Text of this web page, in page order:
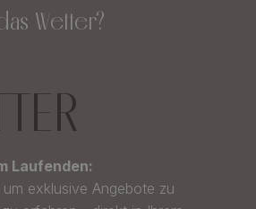
Wetter?
Laufenden:
exklusive Angebote zu